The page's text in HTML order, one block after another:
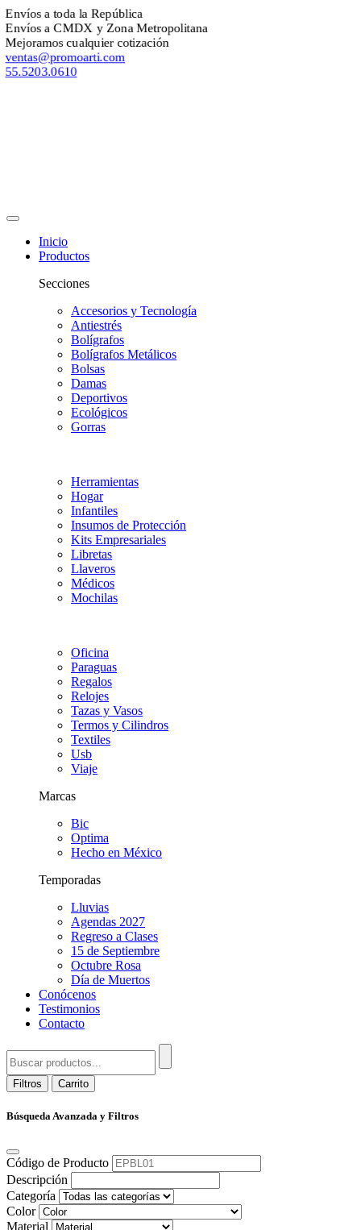
a toda la República
a CMDX y Zona Metropolitana
cualquier cotización
Inicio
Productos
Secciones
Accesorios y Tecnología
Antiestrés
Bolígrafos
Bolígrafos Metálicos
Bolsas
Damas
Deportivos
Ecológicos
Gorras
Herramientas
Hogar
Infantiles
Insumos de Protección
Kits Empresariales
Libretas
Llaveros
Médicos
Mochilas
Oficina
Paraguas
Regalos
Relojes
Tazas y Vasos
Termos y Cilindros
Textiles
Usb
Viaje
Marcas
Bic
Optima
Hecho en México
Temporadas
Lluvias
Agendas 2027
Regreso a Clases
15 de Septiembre
Octubre Rosa
Día de Muertos
Conócenos
Testimonios
Contacto
Filtros Carrito
Búsqueda Avanzada y Filtros
Código de Producto
Descripción
Categoría
Color
Material